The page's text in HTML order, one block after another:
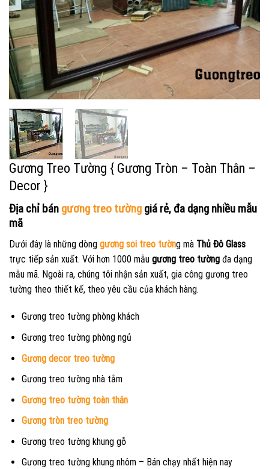
Gương Treo Tường { Gương Tròn – Toàn Thân –
Decor }
Địa chỉ bán gương treo tường giá rẻ, đa dạng nhiều mẫu
mã
Dưới đây là những dòng gương soi treo tường mà Thủ Đô Glass
trực tiếp sản xuất. Với hơn 1000 mẫu gương treo tường đa dạng
mẫu mã. Ngoài ra, chúng tôi nhận sản xuất, gia công gương treo
tường theo thiết kế, theo yêu cầu của khách hàng.
Gương treo tường phòng khách
Gương treo tường phòng ngủ
Gương decor treo tường
Gương treo tường nhà tắm
Gương treo tường toàn thân
Gương tròn treo tường
Gương treo tường khung gỗ
Gương treo tường khung nhôm – Bán chạy nhất hiện nay